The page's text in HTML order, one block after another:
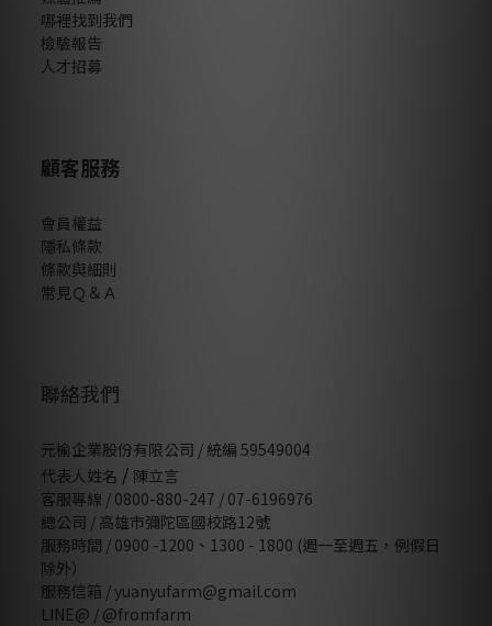
哪裡找到我們
檢驗報告
人才招募
顧客服務
會員權益
隱私條款
條款與細則
常見Ｑ＆Ａ
聯絡我們
元榆企業股份有限公司 / 統編 59549004
代表人姓名 / 陳立言
客服專線 / 0800-880-247 / 07-6196976
總公司 / 高雄市彌陀區國校路12號
服務時間 / 0900 -1200、1300 - 1800 (週一至週五，例假日
除外）
服務信箱 / yuanyufarm@gmail.com
LINE@ / @fromfarm